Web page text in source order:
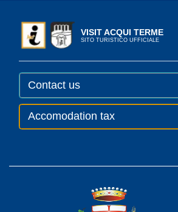
VISIT ACQUI TERME
SITO TURISTICO UFFICIALE
Contact us
Accomodation tax